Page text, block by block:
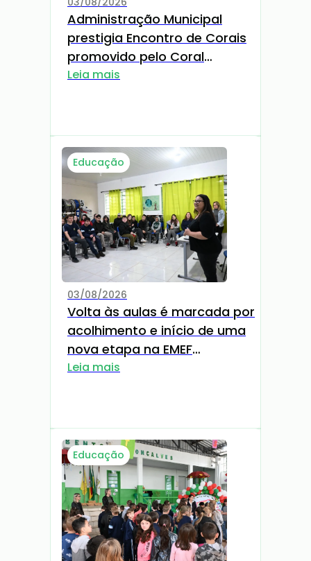
Administração Municipal
prestigia Encontro de Corais
promovido pelo Coral
Cant'Arte
Leia mais
Educação
03/08/2026
Volta às aulas é marcada por
acolhimento e início de uma
nova etapa na EMEF
Raimundo Nedel
Leia mais
Educação